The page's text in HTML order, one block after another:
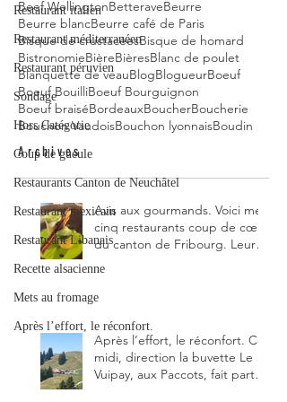
Restaurant italien
Restaurant méditerranéen
Restaurant péruvien
Sondage
Hors Catégorie
Coup de gueule
Restaurants Canton de Neuchâtel
Restaurant mexicain
Restaurant Libanais
Recette alsacienne
Mets au fromage
Après l’effort, le réconfort.
Beef WellingtonBetteraveBeurre
Beurre blancBeurre café de Paris
Bisque de crustacéesBisque de homard
BistronomieBièreBièresBlanc de poulet
Blanquette de veauBlogBlogueurBoeuf
Boeuf BouilliBoeuf Bourguignon
Boeuf braiséBordeauxBoucherBoucherie
Bouchon VaudoisBouchon lyonnaisBoudin
Archives
Avis aux gourmands. Voici mes
cinq restaurants coup de cœur
du canton de Fribourg. Leurs
rapport qualité-prix-plaisir.
Alors, ne tardez pas à aller les
Après l’effort, le réconfort. Ce
midi, direction la buvette Le
Vuipay, aux Paccots, fait partie